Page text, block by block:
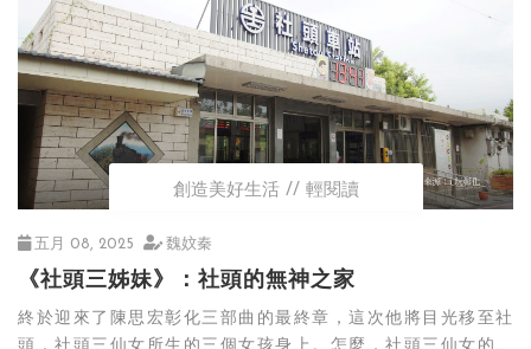
創造美好生活 輕閱讀
五月 08, 2025 魏妏秦
《社頭三姊妹》：社頭的無神之家
終於迎來了陳思宏彰化三部曲的最終章，這次他將目光移至社